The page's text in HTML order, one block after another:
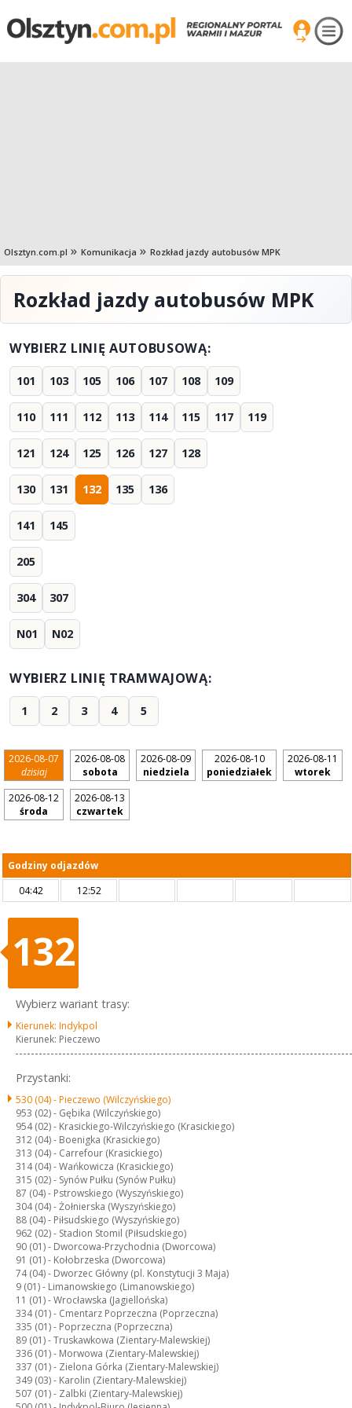
Olsztyn.com.pl Komunikacja Rozkład jazdy autobusów MPK
Rozkład jazdy autobusów MPK
WYBIERZ LINIĘ AUTOBUSOWĄ:
101 103 105 106 107 108 109
110 111 112 113 114 115 117 119
121 124 125 126 127 128
130 131 132 135 136
141 145
205
304 307
N01 N02
WYBIERZ LINIĘ TRAMWAJOWĄ:
1 2 3 4 5
2026-08-07
dzisiaj
2026-08-08
sobota
2026-08-09
niedziela
2026-08-10
poniedziałek
2026-08-11
wtorek
2026-08-12
środa
2026-08-13
czwartek
Godziny odjazdów
04:42
12:52
132
Wybierz wariant trasy:
Kierunek: Indykpol
Kierunek: Pieczewo
Przystanki:
530 (04) -Pieczewo (Wilczyńskiego)
953 (02) - Gębika (Wilczyńskiego)
954 (02) - Krasickiego-Wilczyńskiego (Krasickiego)
312 (04) - Boenigka (Krasickiego)
313 (04) - Carrefour (Krasickiego)
314 (04) -Wańkowicza (Krasickiego)
315 (02) - Synów Pułku (Synów Pułku)
87 (04) - Pstrowskiego (Wyszyńskiego)
304 (04) -Żołnierska (Wyszyńskiego)
88 (04) - Piłsudskiego (Wyszyńskiego)
962 (02) - Stadion Stomil (Piłsudskiego)
90 (01) - Dworcowa-Przychodnia (Dworcowa)
91 (01) - Kołobrzeska (Dworcowa)
74 (04) - Dworzec Główny (pl. Konstytucji 3 Maja)
9 (01) - Limanowskiego (Limanowskiego)
11 (01) -Wrocławska (Jagiellońska)
334 (01) - Cmentarz Poprzeczna (Poprzeczna)
335 (01) - Poprzeczna (Poprzeczna)
89 (01) -Truskawkowa (Zientary-Malewskiej)
336 (01) - Morwowa (Zientary-Malewskiej)
337 (01) - Zielona Górka (Zientary-Malewskiej)
349 (03) - Karolin (Zientary-Malewskiej)
507 (01) - Zalbki (Zientary-Malewskiej)